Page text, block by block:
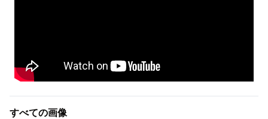
すべての画像